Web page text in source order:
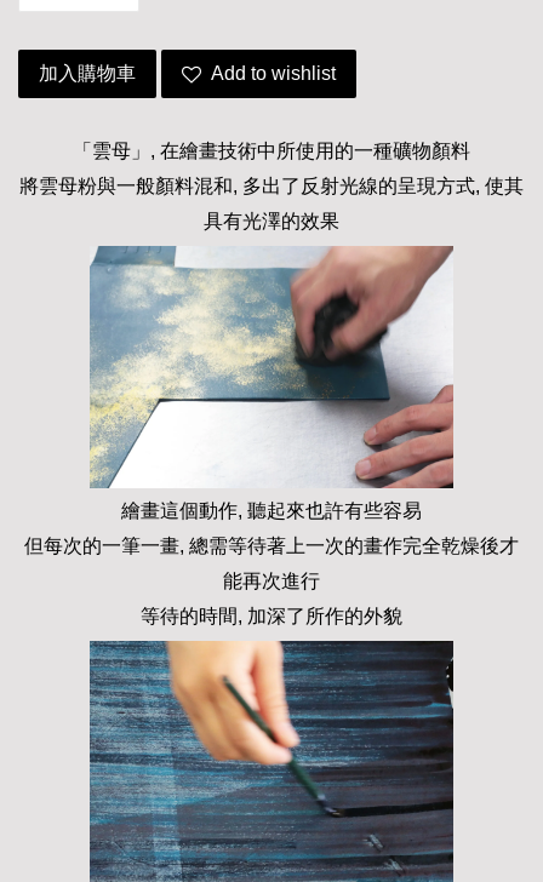
加入購物車 Add to wishlist
「雲母」, 在繪畫技術中所使用的一種礦物顏料
將雲母粉與一般顏料混和, 多出了反射光線的呈現方式, 使其
具有光澤的效果
繪畫這個動作, 聽起來也許有些容易
但每次的一筆一畫, 總需等待著上一次的畫作完全乾燥後才
能再次進行
等待的時間, 加深了所作的外貌